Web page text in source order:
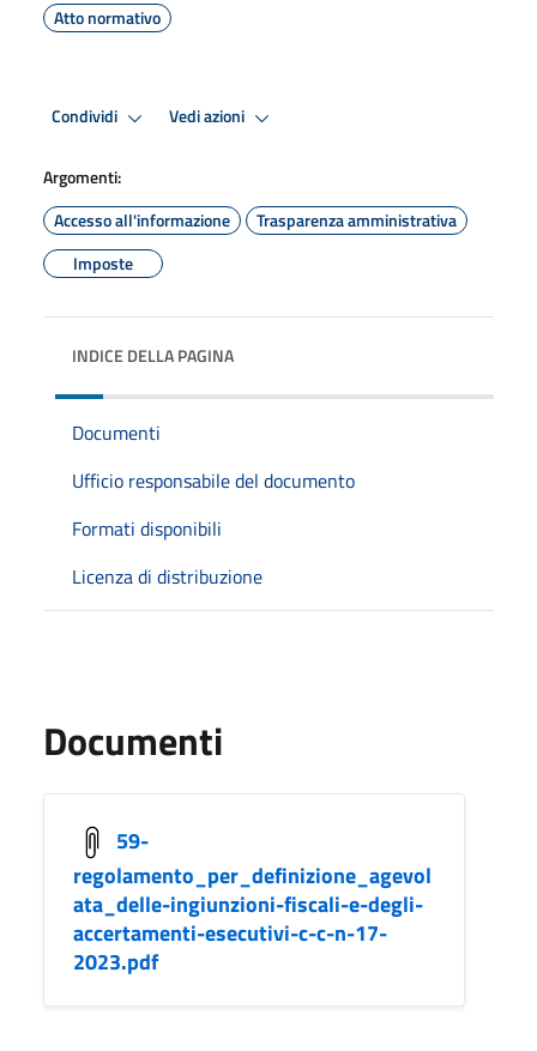
Atto normativo
Condividi Vedi azioni
Argomenti:
Accesso all'informazione
Trasparenza amministrativa
Imposte
INDICE DELLA PAGINA
Documenti
Ufficio responsabile del documento
Formati disponibili
Licenza di distribuzione
Documenti
59-
regolamento_per_definizione_agevol
ata_delle-ingiunzioni-fiscali-e-degli-
accertamenti-esecutivi-c-c-n-17-
2023.pdf